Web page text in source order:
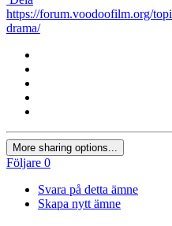
https://forum.voodoofilm.org/
drama/
More sharing options...
Följare 0
Svara på detta ämne
Skapa nytt ämne